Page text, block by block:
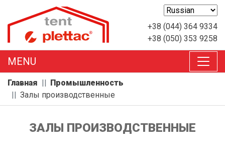
+38 (044) 364 9334
+38 (050) 353 9258
MENU
Главная
Промышленность
Залы производственные
ЗАЛЫ ПРОИЗВОДСТВЕННЫЕ